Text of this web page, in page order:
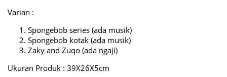
Varian :
Spongebob series (ada musik)
Spongebob kotak (ada musik)
Zaky and Zuqo (ada ngaji)
Ukuran Produk : 39X26X5cm